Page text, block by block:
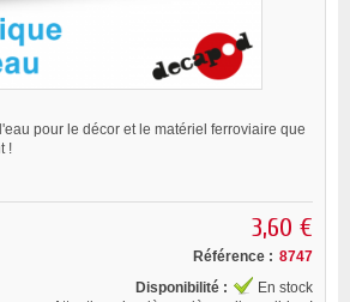
pour le décor et le matériel ferroviaire que
!
3,60 €
Référence : 8747
Disponibilité :
En stock